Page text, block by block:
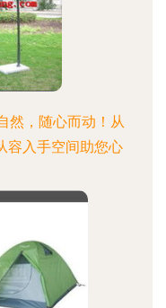
然，随心而动！从
容入手空间助您心